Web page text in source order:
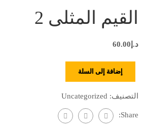
القيم المثلى 2
د.إ 60.00
إضافة إلى السلة
التصنيف: Uncategorized
Share: